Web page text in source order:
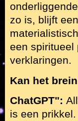
zo is, blijft
een spiritueel
verklaringen.
Kan het
ChatGPT":
is een